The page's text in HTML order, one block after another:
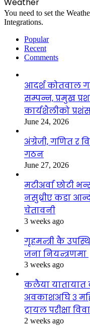
You need to set the
Integrations.
Popular
Recent
Comments
आदर्श कोतवाल
सम्पन्न, प्रमुख
कार्यशैलीको
June 24, 2026
अंग्रेजी, गणित र
गठन
June 27, 2026
मटीअर्वा छोटी
नसुध्रीए कडा
चेतावनी
3 weeks ago
गृहमन्त्री कै
जना नियन्त्रणमा
3 weeks ago
कलैया यातायात
अवकाशअघि ३
ट्रायल परीक्षा
2 weeks ago